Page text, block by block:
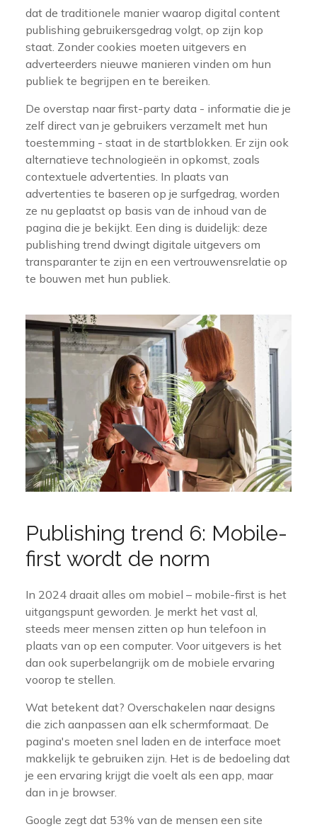
dat de traditionele manier waarop digital content
publishing gebruikersgedrag volgt, op zijn kop
staat. Zonder cookies moeten uitgevers en
adverteerders nieuwe manieren vinden om hun
publiek te begrijpen en te bereiken.
De overstap naar first-party data - informatie die je
zelf direct van je gebruikers verzamelt met hun
toestemming - staat in de startblokken. Er zijn ook
alternatieve technologieën in opkomst, zoals
contextuele advertenties. In plaats van
advertenties te baseren op je surfgedrag, worden
ze nu geplaatst op basis van de inhoud van de
pagina die je bekijkt. Een ding is duidelijk: deze
publishing trend dwingt digitale uitgevers om
transparanter te zijn en een vertrouwensrelatie op
te bouwen met hun publiek.
Publishing trend 6: Mobile-
first wordt de norm
In 2024 draait alles om mobiel – mobile-first is het
uitgangspunt geworden. Je merkt het vast al,
steeds meer mensen zitten op hun telefoon in
plaats van op een computer. Voor uitgevers is het
dan ook superbelangrijk om de mobiele ervaring
voorop te stellen.
Wat betekent dat? Overschakelen naar designs
die zich aanpassen aan elk schermformaat. De
pagina's moeten snel laden en de interface moet
makkelijk te gebruiken zijn. Het is de bedoeling dat
je een ervaring krijgt die voelt als een app, maar
dan in je browser.
Google zegt dat 53% van de mensen een site